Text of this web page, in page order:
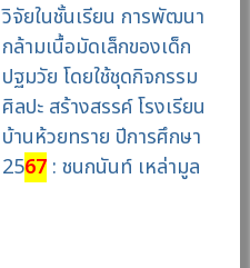
วิจัยในชั้นเรียน การพัฒนา
กล้ามเนื้อมัดเล็กของเด็ก
ปฐมวัย โดยใช้ชุดกิจกรรม
ศิลปะ สร้างสรรค์ โรงเรียน
บ้านห้วยทราย ปีการศึกษา
2567: ชนกนันท์ เหล่ามูล